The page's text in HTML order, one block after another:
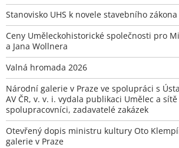
Stanovisko UHS k novele stavebního zákona
Ceny Uměleckohistorické společnosti pro
a Jana Wollnera
Valná hromada 2026
Národní galerie v Praze ve spolupráci s
AV ČR, v. v. i. vydala publikaci Umělec a
spolupracovníci, zadavatelé zakázek
Otevřený dopis ministru kultury Oto
galerie v Praze